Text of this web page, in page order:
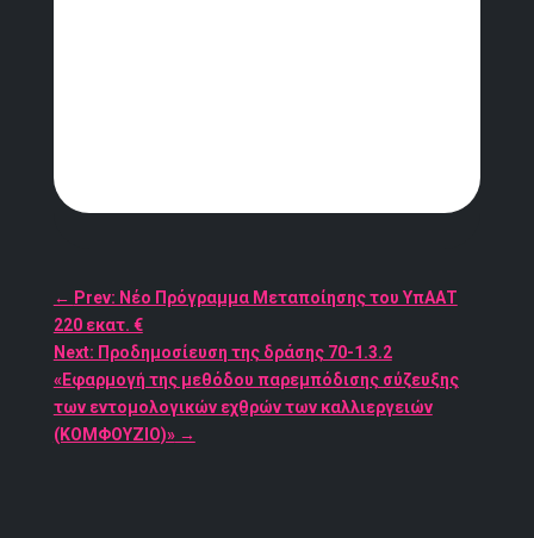
← Prev: Νέο Πρόγραμμα Μεταποίησης του ΥπΑΑΤ
220 εκατ. €
Next: Προδημοσίευση της δράσης 70-1.3.2
«Εφαρμογή της μεθόδου παρεμπόδισης σύζευξης
των εντομολογικών εχθρών των καλλιεργειών
(ΚΟΜΦΟΥΖΙΟ)»→